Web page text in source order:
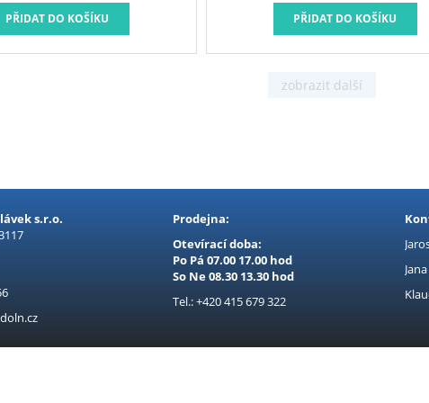
zahřívání (min) do 10 Hmotnost
1,4Polyfúzní svářečka Procraft je
svařování plastových
PELD. Regulace teploty v rozsahu
s.r.o.
Prodejna:
Otevírací doba:
Po Pá 07.00 17.00 hod
So Ne 08.30 13.30 hod
Tel.: +420 415 679 322